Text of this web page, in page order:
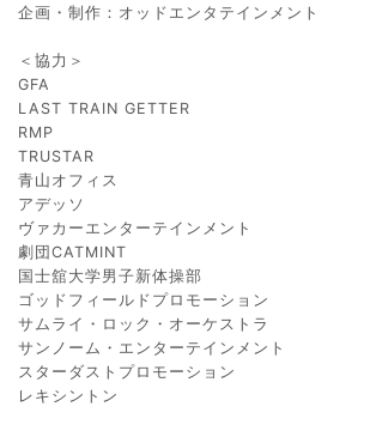
企画・制作：オッドエンタテインメント
＜協力＞
GFA
LAST TRAIN GETTER
RMP
TRUSTAR
青山オフィス
アデッソ
ヴァカーエンターテインメント
劇団CATMINT
国士舘大学男子新体操部
ゴッドフィールドプロモーション
サムライ・ロック・オーケストラ
サンノーム・エンターテインメント
スターダストプロモーション
レキシントン